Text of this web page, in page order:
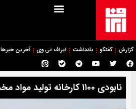
گزارش گفتگو یادداشت ایراف تی وی آخرین خبرها
نابودی ۱۱۰۰ کارخانه تولید مواد مخدر در افغانستان